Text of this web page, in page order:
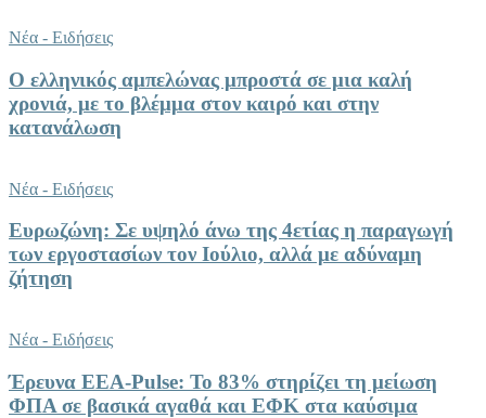
Νέα - Ειδήσεις
Ο ελληνικός αμπελώνας μπροστά σε μια καλή
χρονιά, με το βλέμμα στον καιρό και στην
κατανάλωση
Νέα - Ειδήσεις
Ευρωζώνη: Σε υψηλό άνω της 4ετίας η παραγωγή
των εργοστασίων τον Ιούλιο, αλλά με αδύναμη
ζήτηση
Νέα - Ειδήσεις
Έρευνα ΕΕΑ-Pulse: Το 83% στηρίζει τη μείωση
ΦΠΑ σε βασικά αγαθά και ΕΦΚ στα καύσιμα